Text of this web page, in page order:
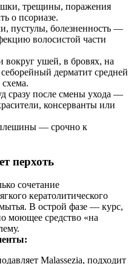
трещины, поражения
о псориазе.
пустулы, болезненность —
волосистой части
вокруг ушей, в бровях, на
дерматит средней
сразу после смены ухода —
консерванты или
— срочно к
перхоть
сочетание
кератолитического
В острой фазе — курс,
моющее средство «на
Malassezia, подходит